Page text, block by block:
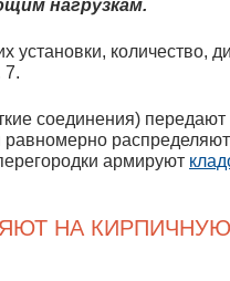
нагрузкам.
установки, количество,
7.
соединения) передают
равномерно
армируют
НА КИРПИЧНУЮ